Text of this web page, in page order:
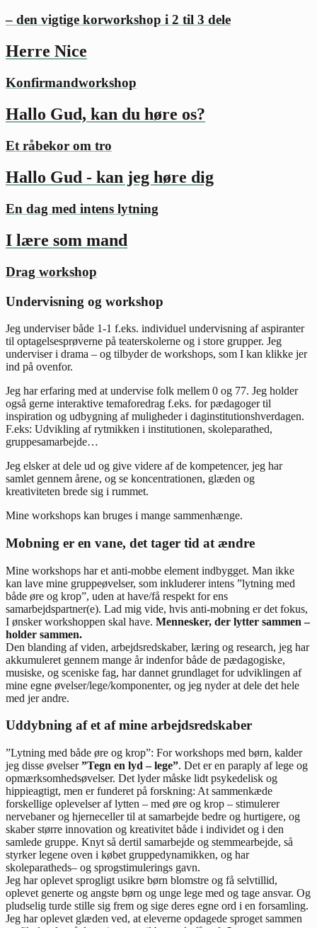
– den vigtige korworkshop i 2 til 3 dele
Herre Nice
Konfirmandworkshop
Hallo Gud, kan du høre os?
Et råbekor om tro
Hallo Gud - kan jeg høre dig
En dag med intens lytning
I lære som mand
Drag workshop
Undervisning og workshop
Jeg underviser både 1-1 f.eks. individuel undervisning af aspiranter
til optagelsesprøverne på teaterskolerne og i store grupper. Jeg
underviser i drama – og tilbyder de workshops, som I kan klikke jer
ind på ovenfor.
Jeg har erfaring med at undervise folk mellem 0 og 77. Jeg holder
også gerne interaktive temaforedrag f.eks. for pædagoger til
inspiration og udbygning af muligheder i daginstitutionshverdagen.
F.eks: Udvikling af rytmikken i institutionen, skoleparathed,
gruppesamarbejde…
Jeg elsker at dele ud og give videre af de kompetencer, jeg har
samlet gennem årene, og se koncentrationen, glæden og
kreativiteten brede sig i rummet.
Mine workshops kan bruges i mange sammenhænge.
Mobning er en vane, det tager tid at ændre
Mine workshops har et anti-mobbe element indbygget. Man ikke
kan lave mine gruppeøvelser, som inkluderer intens ”lytning med
både øre og krop”, uden at have/få respekt for ens
samarbejdspartner(e). Lad mig vide, hvis anti-mobning er det fokus,
I ønsker workshoppen skal have. Mennesker, der lytter sammen –
holder sammen.
Den blanding af viden, arbejdsredskaber, læring og research, jeg har
akkumuleret gennem mange år indenfor både de pædagogiske,
musiske, og sceniske fag, har dannet grundlaget for udviklingen af
mine egne øvelser/lege/komponenter, og jeg nyder at dele det hele
med jer andre.
Uddybning af et af mine arbejdsredskaber
”Lytning med både øre og krop”: For workshops med børn, kalder
jeg disse øvelser”Tegn en lyd – lege”. Det er en paraply af lege og
opmærksomhedsøvelser. Det lyder måske lidt psykedelisk og
hippieagtigt, men er funderet på forskning: At sammenkæde
forskellige oplevelser af lytten – med øre og krop – stimulerer
nervebaner og hjerneceller til at samarbejde bedre og hurtigere, og
skaber større innovation og kreativitet både i individet og i den
samlede gruppe. Knyt så dertil samarbejde og stemmearbejde, så
styrker legene oven i købet gruppedynamikken, og har
skoleparatheds– og sprogstimulerings gavn.
Jeg har oplevet sprogligt usikre børn blomstre og få selvtillid,
oplevet generte og angste børn og unge lege med og tage ansvar. Og
pludselig turde stille sig frem og sige deres egne ord i en forsamling.
Jeg har oplevet glæden ved, at eleverne opdagede sproget sammen